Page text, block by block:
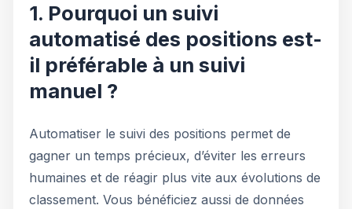
1. Pourquoi un suivi
automatisé des positions est-
il préférable à un suivi
manuel ?
Automatiser le suivi des positions permet de
gagner un temps précieux, d’éviter les erreurs
humaines et de réagir plus vite aux évolutions de
classement. Vous bénéficiez aussi de données